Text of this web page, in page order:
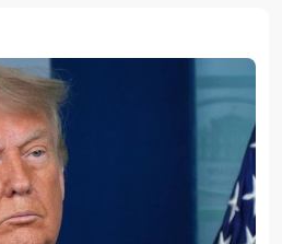
Совета по медиа и вещанию
в Баку потушен
перевозившую мигрантов
состояния здоровья